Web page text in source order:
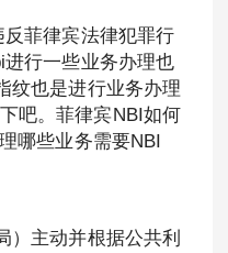
菲律宾法律犯罪行
行一些业务办理也
纹也是进行业务办理
吧。菲律宾NBI如何
哪些业务需要NBI
主动并根据公共利